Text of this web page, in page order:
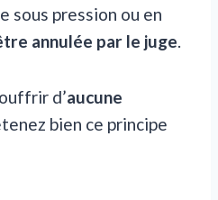
sous pression ou en
annulée par le juge.
d’aucune
bien ce principe